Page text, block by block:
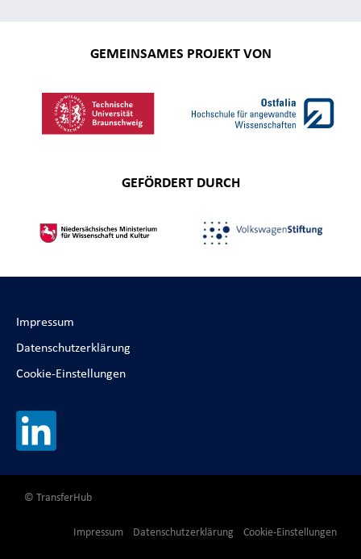
GEMEINSAMES PROJEKT VON
GEFÖRDERT DURCH
Impressum
Datenschutzerklärung
Cookie-Einstellungen
© TransferHub
Impressum Datenschutzerklärung Cookie-Einstellungen